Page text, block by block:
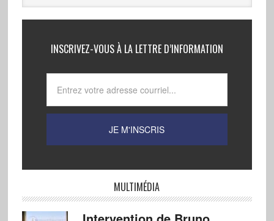
INSCRIVEZ-VOUS À LA LETTRE D’INFORMATION
MULTIMÉDIA